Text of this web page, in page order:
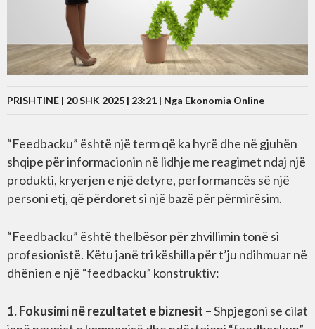
PRISHTINË | 20 SHK 2025 | 23:21 | Nga Ekonomia Online
“Feedbacku” është një term që ka hyrë dhe në gjuhën
shqipe për informacionin në lidhje me reagimet ndaj një
produkti, kryerjen e një detyre, performancës së një
personi etj, që përdoret si një bazë për përmirësim.
“Feedbacku” është thelbësor për zhvillimin tonë si
profesionistë. Këtu janë tri këshilla për t’ju ndihmuar në
dhënien e një “feedbacku” konstruktiv:
1. Fokusimi në rezultatet e biznesit –Shpjegoni se cilat